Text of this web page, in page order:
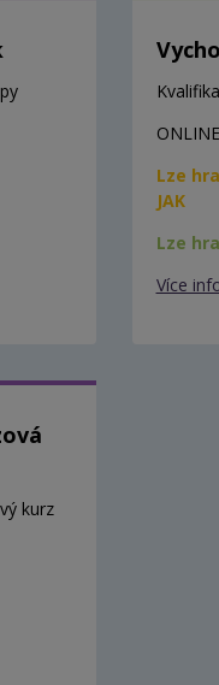
Lze
JAK
Lze
Více
kurz